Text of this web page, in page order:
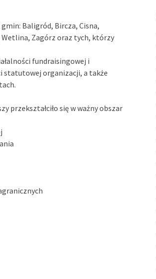
Baligród, Bircza, Cisna,
Wetlina, Zagórz oraz tych, którzy
fundraisingowej i
statutowej organizacji, a także
przekształciło się w ważny obszar